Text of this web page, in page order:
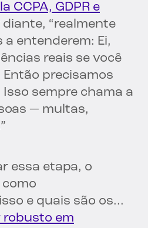
CCPA, GDPR e
diante, “realmente
entenderem: Ei,
reais se você
precisamos
sempre chama a
— multas,
essa etapa, o
como
e quais são os...
robusto em